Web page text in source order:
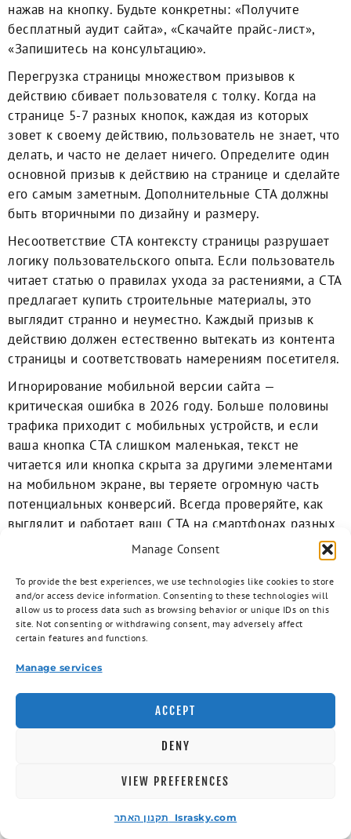
Manage Consent
To provide the best experiences, we use technologies like cookies to store
and/or access device information. Consenting to these technologies will
allow us to process data such as browsing behavior or unique IDs on this
site. Not consenting or withdrawing consent, may adversely affect
certain features and functions.
Manage services
ACCEPT
DENY
VIEW PREFERENCES
תקנון האתר Israsky.com
нажав на кнопку. Будьте конкретны: «Получите
бесплатный аудит сайта», «Скачайте прайс-лист»,
«Запишитесь на консультацию».
Перегрузка страницы множеством призывов к
действию сбивает пользователя с толку. Когда на
странице 5-7 разных кнопок, каждая из которых
зовет к своему действию, пользователь не знает, что
делать, и часто не делает ничего. Определите один
основной призыв к действию на странице и сделайте
его самым заметным. Дополнительные CTA должны
быть вторичными по дизайну и размеру.
Несоответствие CTA контексту страницы разрушает
логику пользовательского опыта. Если пользователь
читает статью о правилах ухода за растениями, а CTA
предлагает купить строительные материалы, это
выглядит странно и неуместно. Каждый призыв к
действию должен естественно вытекать из контента
страницы и соответствовать намерениям посетителя.
Игнорирование мобильной версии сайта —
критическая ошибка в 2026 году. Больше половины
трафика приходит с мобильных устройств, и если
ваша кнопка CTA слишком маленькая, текст не
читается или кнопка скрыта за другими элементами
на мобильном экране, вы теряете огромную часть
потенциальных конверсий. Всегда проверяйте, как
выглядит и работает ваш CTA на смартфонах разных
означает, что пользователь не понимает, зачем ему
совершать действие. Перед CTA должно быть ясное
объяснение выгоды. Вместо просто
доступ к эксклюзивным материалам.
Зарегистрируйтесь бесплатно». Пользователь должен
понимать, что он получит взамен своего действия.
делают призыв к действию бесполезным. Если
кнопка CTA того же цвета, что и фон, или она
пользователи просто ее не увидят. Кнопка должна